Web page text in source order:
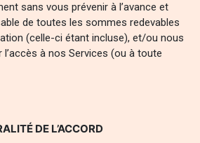
sans vous prévenir à l’avance et
de toutes les sommes redevables
(celle-ci étant incluse), et/ou nous
à nos Services (ou à toute
DE L’ACCORD